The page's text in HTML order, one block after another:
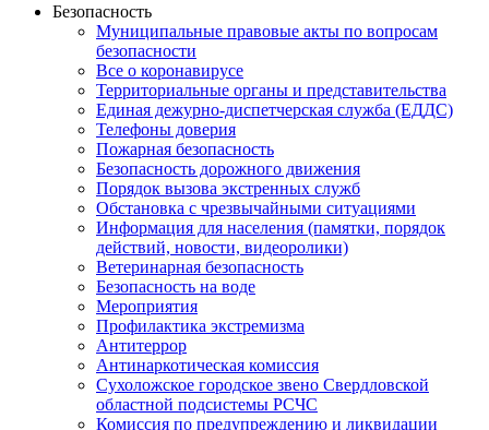
Безопасность
Муниципальные правовые акты по вопросам
безопасности
Все о коронавирусе
Территориальные органы и представительства
Единая дежурно-диспетчерская служба (ЕДДС)
Телефоны доверия
Пожарная безопасность
Безопасность дорожного движения
Порядок вызова экстренных служб
Обстановка с чрезвычайными ситуациями
Информация для населения (памятки, порядок
действий, новости, видеоролики)
Ветеринарная безопасность
Безопасность на воде
Мероприятия
Профилактика экстремизма
Антитеррор
Антинаркотическая комиссия
Сухоложское городское звено Свердловской
областной подсистемы РСЧС
Комиссия по предупреждению и ликвидации